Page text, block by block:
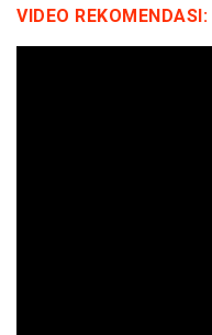
VIDEO REKOMENDASI: